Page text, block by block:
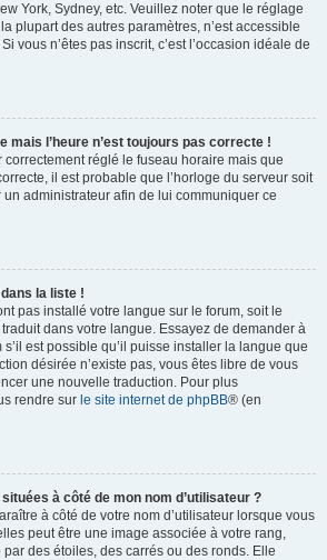
York, Sydney, etc. Veuillez noter que le réglage
plupart des autres paramètres, n’est accessible
vous n’êtes pas inscrit, c’est l’occasion idéale de
mais l’heure n’est toujours pas correcte !
correctement réglé le fuseau horaire mais que
il est probable que l’horloge du serveur soit
administrateur afin de lui communiquer ce
la liste !
pas installé votre langue sur le forum, soit le
traduit dans votre langue. Essayez de demander à
est possible qu’il puisse installer la langue que
désirée n’existe pas, vous êtes libre de vous
une nouvelle traduction. Pour plus
rendre sur le site internet de phpBB® (en
à côté de mon nom d’utilisateur ?
à côté de votre nom d’utilisateur lorsque vous
peut être une image associée à votre rang,
des étoiles, des carrés ou des ronds. Elle